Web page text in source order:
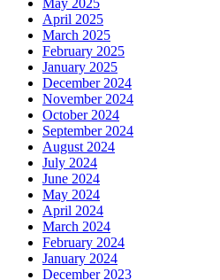
April 2025
March 2025
February 2025
January 2025
December 2024
November 2024
October 2024
September 2024
August 2024
July 2024
June 2024
May 2024
April 2024
March 2024
February 2024
January 2024
December 2023